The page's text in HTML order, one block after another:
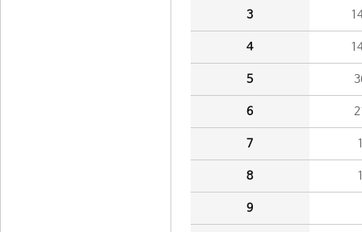
3
4
5
6
7
8
9